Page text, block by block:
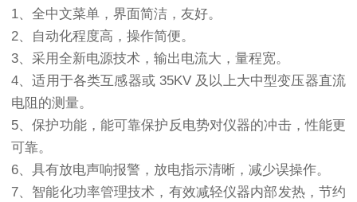
1、全中文菜单，界面简洁，友好。
2、自动化程度高，操作简便。
3、采用全新电源技术，输出电流大，量程宽。
4、适用于各类互感器或 35KV 及以上大中型变压器直流
电阻的测量。
5、保护功能，能可靠保护反电势对仪器的冲击，性能更
可靠。
6、具有放电声响报警，放电指示清晰，减少误操作。
7、智能化功率管理技术，有效减轻仪器内部发热，节约